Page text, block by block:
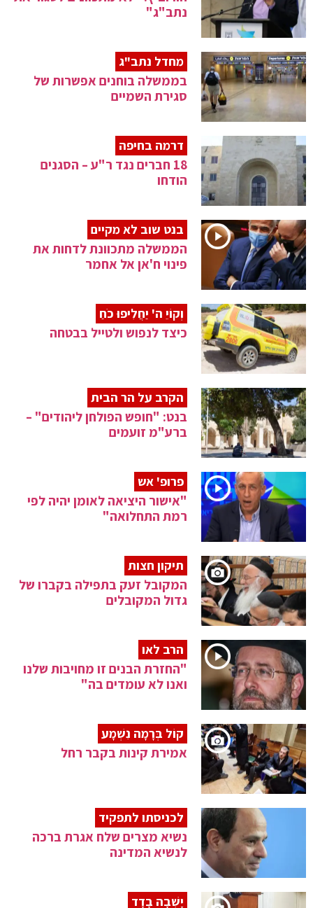
נתב"ג"
מחדל נתב"ג
בממשלה בוחנים אפשרות של
סגירת השמיים
דרמה בחיפה
18 חברים נגד ר"ע – הסגנים
הודחו
בנט שוב לא מקיים
הממשלה מתכוונת לדחות את
פינוי ח'אן אל אחמר
וְקוֹיֵ ה' יַחֲלִיפוּ כֹחַ
כיצד לנפוש ולטייל בבטחה
הקרב על הר הבית
בנט: "חופש הפולחן ליהודים" –
ברע"מ זועמים
פרופ' אש
"אישור היציאה לאומן יהיה לפי
רמת התחלואה"
תיקון חצות
המקובל זעק בתפילה בקברו של
גדול המקובלים
הרב לאו
"החזרת הבנים זו מחויבות שלנו
ואנו לא עומדים בה"
קוֹל בְּרָמָה נִשְׁמָע
אמירת קינות בקבר רחל
לכניסתו לתפקיד
נשיא מצרים שלח אגרת ברכה
לנשיא המדינה
יָשְׁבָה בָדָד